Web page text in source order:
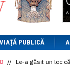
1 AED= 1.1933
1 AUD= 2.7957
1 BGN= 2.5449
1 CAD= 3.1559
1 CHF= 5.2813
1 CNY= 0.6015
VIAȚĂ PUBLICĂ
// Le-a găsit un loc